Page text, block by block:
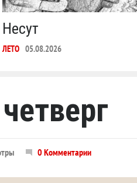
Несут
ЛЕТО 05.08.2026
0 Комментарии